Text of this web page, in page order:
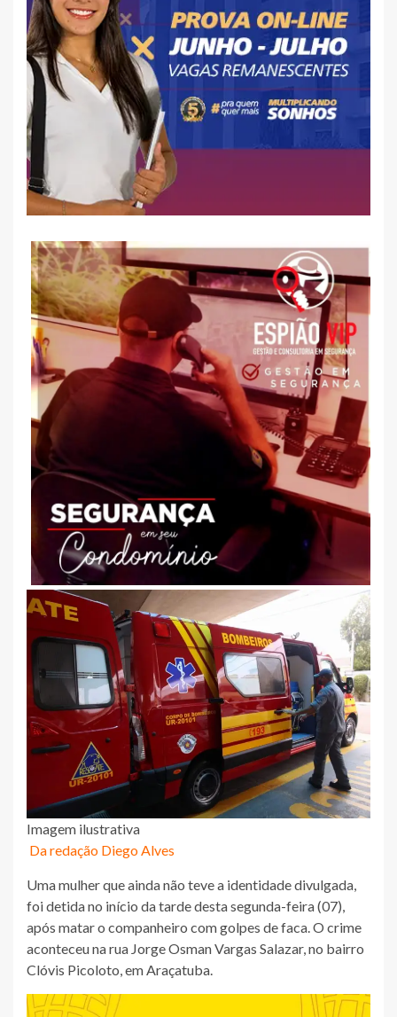
Imagem ilustrativa
Da redação Diego Alves
Uma mulher que ainda não teve a identidade divulgada,
foi detida no início da tarde desta segunda-feira (07),
após matar o companheiro com golpes de faca. O crime
aconteceu na rua Jorge Osman Vargas Salazar, no bairro
Clóvis Picoloto, em Araçatuba.